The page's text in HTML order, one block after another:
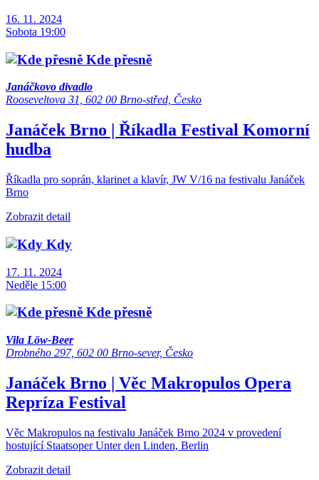
16. 11. 2024
Sobota 19:00
Kde přesně
Janáčkovo divadlo
Rooseveltova 31, 602 00 Brno-střed, Česko
Janáček Brno | Říkadla Festival Komorní
hudba
Říkadla pro soprán, klarinet a klavír, JW V/16 na festivalu Janáček
Brno
Zobrazit detail
Kdy
17. 11. 2024
Neděle 15:00
Kde přesně
Vila Löw-Beer
Drobného 297, 602 00 Brno-sever, Česko
Janáček Brno | Věc Makropulos Opera
Repríza Festival
Věc Makropulos na festivalu Janáček Brno 2024 v provedení
hostující Staatsoper Unter den Linden, Berlin
Zobrazit detail